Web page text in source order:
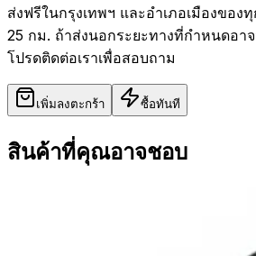
ส่งฟรีในกรุงเทพฯ และอำเภอเมืองของ
25 กม. ถ้าส่งนอกระยะทางที่กำหนดอา
โปรดติดต่อเราเพื่อสอบถาม
เพิ่มลงตะกร้า ซื้อทันที
สินค้าที่คุณอาจชอบ